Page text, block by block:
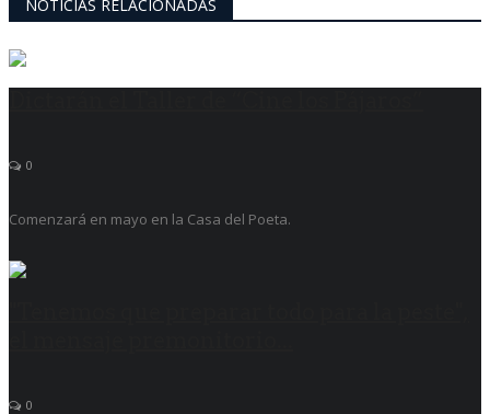
NOTICIAS RELACIONADAS
0
Comenzará en mayo en la Casa del Poeta.
0